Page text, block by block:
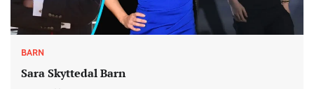
BARN
Sara Skyttedal Barn